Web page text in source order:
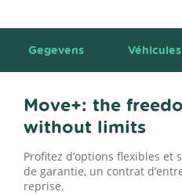
Gegevens
Move+: the
without limits
Profitez d’options flexibles et
de garantie, un contrat
reprise.